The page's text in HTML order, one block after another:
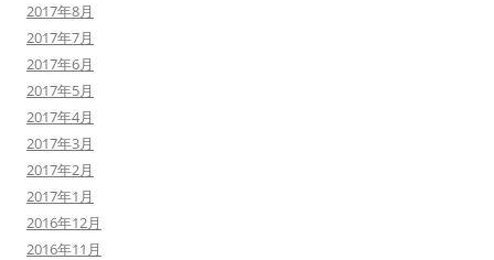
2017年8月
2017年7月
2017年6月
2017年5月
2017年4月
2017年3月
2017年2月
2017年1月
2016年12月
2016年11月